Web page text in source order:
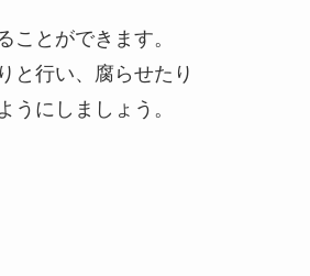
ことができます。
と行い、腐らせたり
うにしましょう。